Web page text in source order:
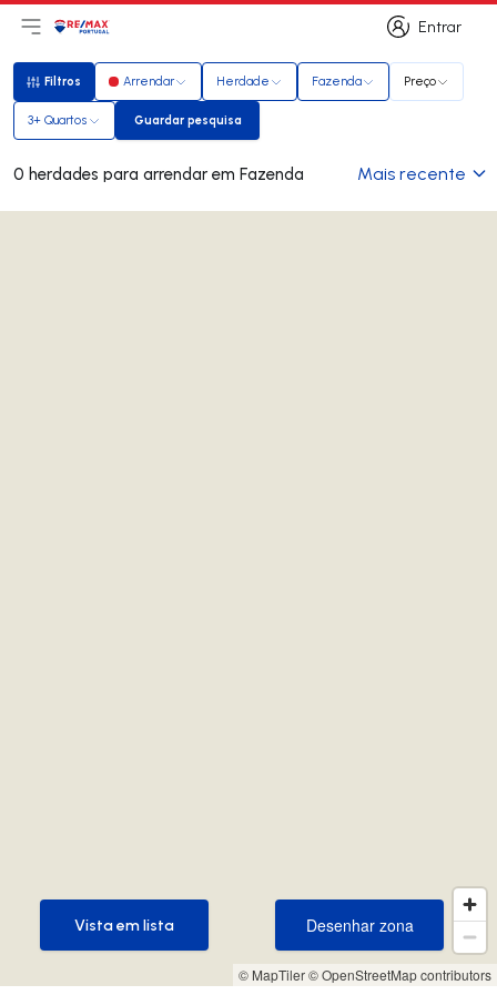
Entrar
Entrar
Abri menu principal
LogoIr para página inicial
Filtros
Filtros Arrendar Herdade Fazenda Preço
3+ Quartos Guardar pesquisa
Guardar pesquisa
0 herdades para arrendar em Fazenda Mais recente
© MapTiler© OpenStreetMap contributors
Desenhar zona
Desenhar zona
Vista em lista
Vista em lista